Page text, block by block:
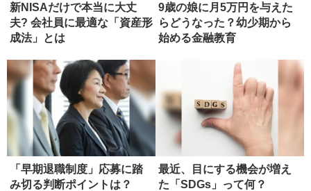
新NISAだけで本当に大丈
夫? 会社員に最適な「資産形
成法」とは
9歳の娘に月5万円を与えた
らどうなった？幼少期から
始める金融教育
「早期退職制度」応募に踏
み切る判断ポイントは？
最近、目にする機会が増え
た「SDGs」って何？